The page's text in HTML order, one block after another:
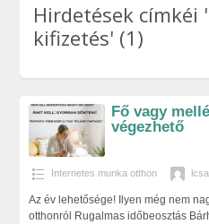
Hirdetések
kifizetés' (1)
Fő vagy
végezhető
Internetes munka otthon
Az év lehetősége! Ilyen még nem
otthonról Rugalmas időbeosztás